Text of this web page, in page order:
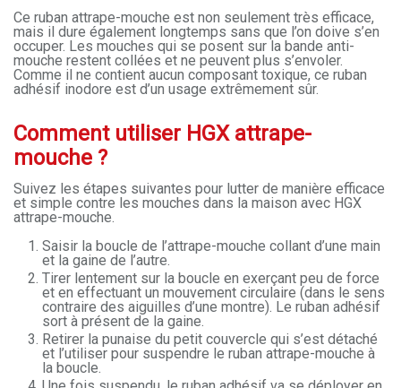
Ce ruban attrape-mouche est non seulement très efficace,
mais il dure également longtemps sans que l’on doive s’en
occuper. Les mouches qui se posent sur la bande anti-
mouche restent collées et ne peuvent plus s’envoler.
Comme il ne contient aucun composant toxique, ce ruban
adhésif inodore est d’un usage extrêmement sûr.
Comment utiliser HGX attrape-
mouche ?
Suivez les étapes suivantes pour lutter de manière efficace
et simple contre les mouches dans la maison avec HGX
attrape-mouche.
Saisir la boucle de l’attrape-mouche collant d’une main
et la gaine de l’autre.
Tirer lentement sur la boucle en exerçant peu de force
et en effectuant un mouvement circulaire (dans le sens
contraire des aiguilles d’une montre). Le ruban adhésif
sort à présent de la gaine.
Retirer la punaise du petit couvercle qui s’est détaché
et l’utiliser pour suspendre le ruban attrape-mouche à
la boucle.